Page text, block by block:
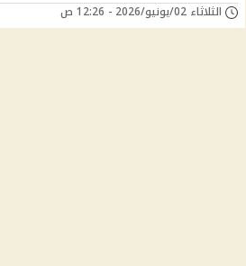
الثلاثاء 02/يونيو/2026 - 12:26 ص